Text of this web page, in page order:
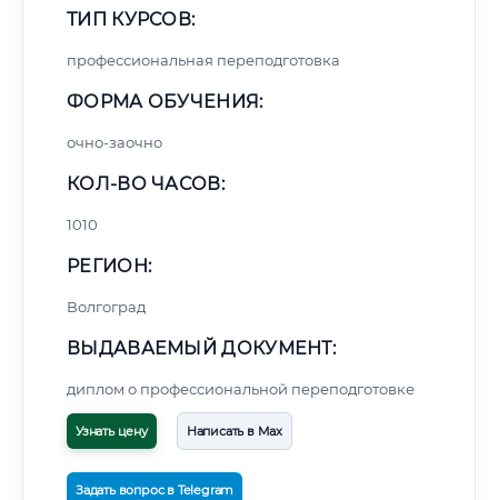
ТИП КУРСОВ:
профессиональная переподготовка
ФОРМА ОБУЧЕНИЯ:
очно-заочно
КОЛ-ВО ЧАСОВ:
1010
РЕГИОН:
Волгоград
ВЫДАВАЕМЫЙ ДОКУМЕНТ:
диплом о профессиональной переподготовке
Узнать цену Написать в Max
Задать вопрос в Telegram